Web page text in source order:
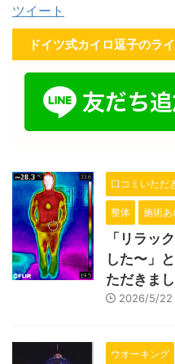
ツイート
ドイツ式カイロ逗子のライ
口コミいただ
整体 施術あ
「リラッ
した〜」
ただきまし
2026/5/22
ウオーキング